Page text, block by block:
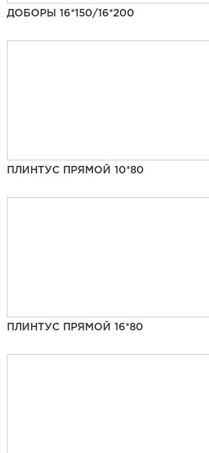
ДОБОРЫ 16*150/16*200
ПЛИНТУС ПРЯМОЙ 10*80
ПЛИНТУС ПРЯМОЙ 16*80